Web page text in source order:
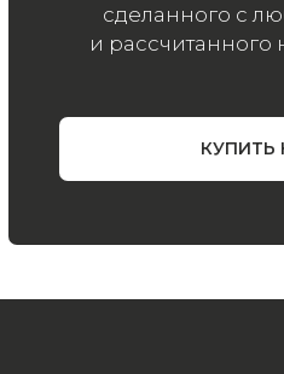
Все права защищены.
конфиденциальности